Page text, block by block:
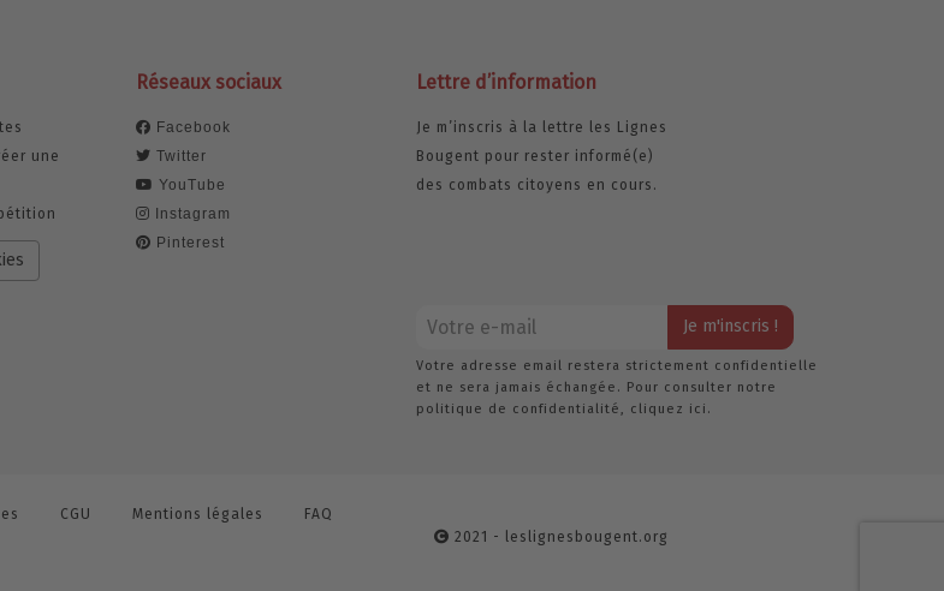
une
Réseaux sociaux
Facebook
Twitter
YouTube
Instagram
Pinterest
Lettre d’information
Je m’inscris à la lettre les Lignes
Bougent pour rester informé(e)
des combats citoyens en cours.
Votre adresse email restera strictement confidentielle
et ne sera jamais échangée. Pour consulter notre
politique de confidentialité, cliquez ici.
CGU Mentions légales
FAQ
2021 - leslignesbougent.org